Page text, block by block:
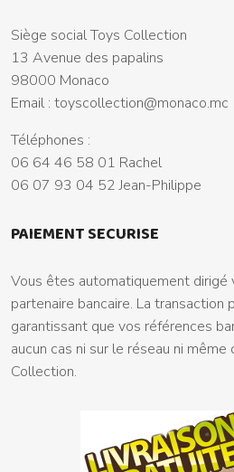
Siège social Toys Collection
13 Avenue des papalins
98000 Monaco
Email : toyscollection@monaco.mc
Téléphones :
06 64 46 58 01 Rachel
06 07 93 04 52 Jean-Philippe
PAIEMENT SECURISE
Vous êtes automatiquement dirigé
partenaire bancaire. La transaction
garantissant que vos références
aucun cas ni sur le réseau ni
Collection.